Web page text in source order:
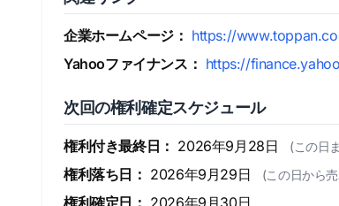
企業ホームページ： https://
Yahooファイナンス： https://
次回の権利確定スケジュール
権利付き最終日： 2026年9月28日 (この日
権利落ち日： 2026年9月29日 (この日から
権利確定日： 2026年9月30日